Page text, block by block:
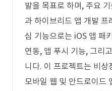
발을 목표로 하며, 주요
과 하이브리드 앱 개발 프
심 기능으로는 iOS 앱 패
연동, 앱 푸시 기능, 그리
니다. 이 프로젝트는 비
모바일 웹 및 안드로이드